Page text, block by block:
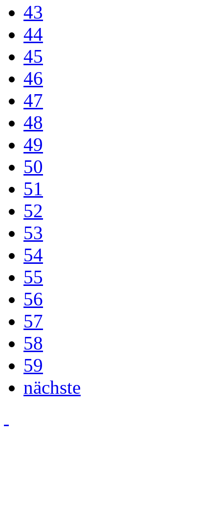
43
44
45
46
47
48
49
50
51
52
53
54
55
56
57
58
59
nächste